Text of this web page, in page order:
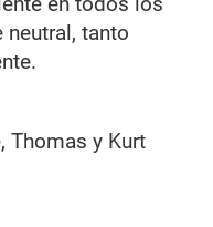
tanto
Thomas y Kurt